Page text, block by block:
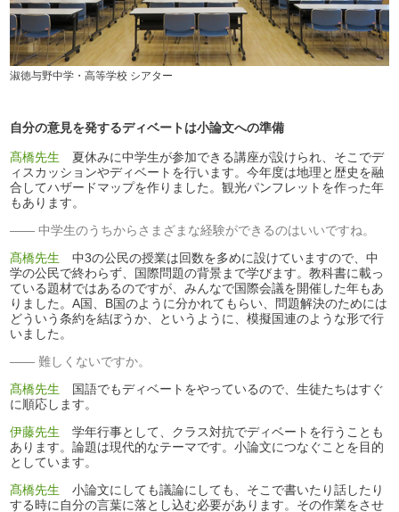
淑徳与野中学・高等学校 シアター
自分の意見を発するディベートは小論文への準備
髙橋先生 夏休みに中学生が参加できる講座が設けられ、そこでデ
ィスカッションやディベートを行います。今年度は地理と歴史を融
合してハザードマップを作りました。観光パンフレットを作った年
もあります。
中学生のうちからさまざまな経験ができるのはいいですね。
髙橋先生 中3の公民の授業は回数を多めに設けていますので、中
学の公民で終わらず、国際問題の背景まで学びます。教科書に載っ
ている題材ではあるのですが、みんなで国際会議を開催した年もあ
りました。A国、B国のように分かれてもらい、問題解決のためには
どういう条約を結ぼうか、というように、模擬国連のような形で行
いました。
難しくないですか。
髙橋先生 国語でもディベートをやっているので、生徒たちはすぐ
に順応します。
伊藤先生 学年行事として、クラス対抗でディベートを行うことも
あります。論題は現代的なテーマです。小論文につなぐことを目的
としています。
髙橋先生 小論文にしても議論にしても、そこで書いたり話したり
する時に自分の言葉に落とし込む必要があります。その作業をさせ